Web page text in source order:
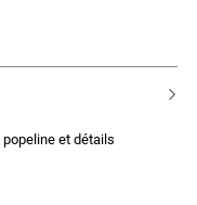
et détails